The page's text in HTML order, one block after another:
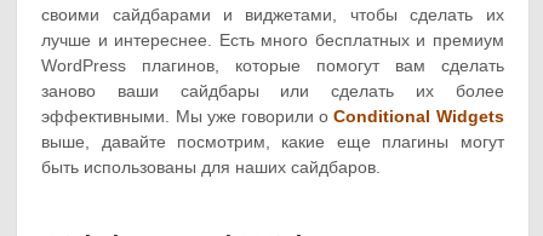
своими сайдбарами и виджетами, чтобы сделать их
лучше и интереснее. Есть много бесплатных и премиум
WordPress плагинов, которые помогут вам сделать
заново ваши сайдбары или сделать их более
эффективными. Мы уже говорили оConditional Widgets
выше, давайте посмотрим, какие еще плагины могут
быть использованы для наших сайдбаров.